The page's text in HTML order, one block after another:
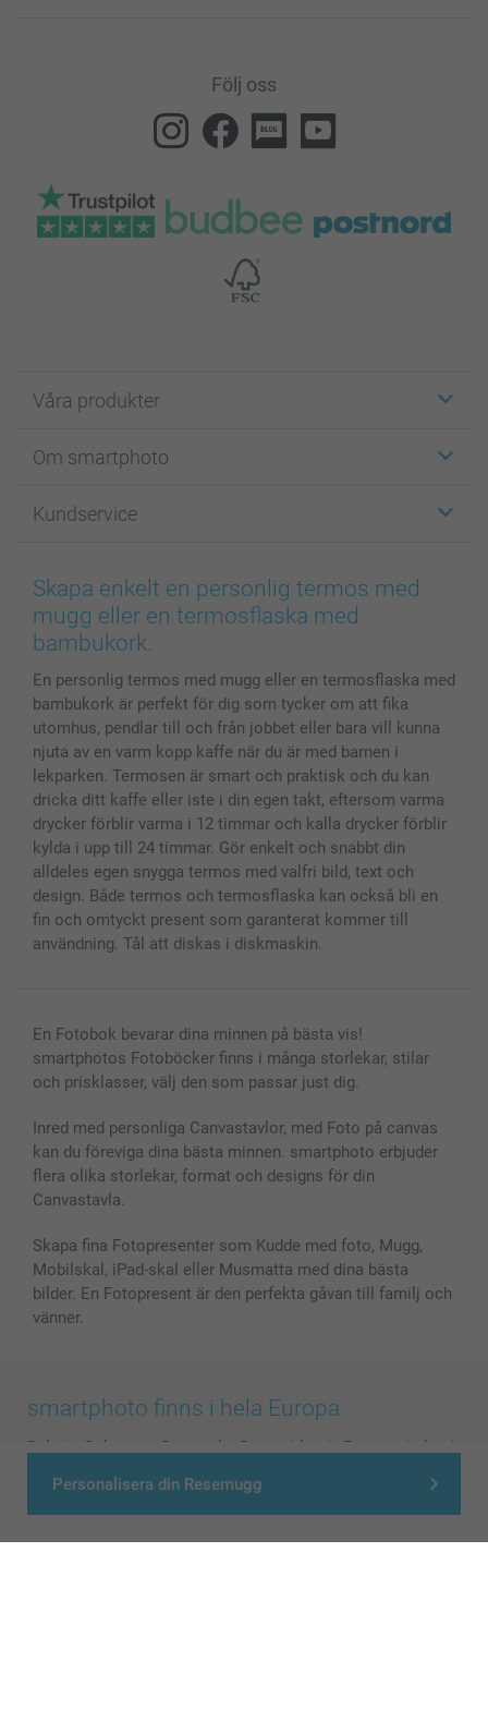
Personalisera din Resemugg
Följ oss
Våra produkter
Fotokort
Fotoböcker
Bilder, Fotoförstoring & Fotohäften
Skal till Mobil & Surfplatta
MyNameBook
Fotoramar & Tillbehör
Presentkort
Alla fotoprodukter
Om smartphoto
För affiliates
Cookie Policy
Sitemap
Villkor och garantier
Kundservice
smartgaranti
smartbonus
Priser & betalning
Skapa enkelt en personlig termos med
mugg eller en termosflaska med
bambukork.
En personlig termos med mugg eller en termosflaska med
bambukork är perfekt för dig som tycker om att fika
utomhus, pendlar till och från jobbet eller bara vill kunna
njuta av en varm kopp kaffe när du är med barnen i
lekparken. Termosen är smart och praktisk och du kan
dricka ditt kaffe eller iste i din egen takt, eftersom varma
drycker förblir varma i 12 timmar och kalla drycker förblir
kylda i upp till 24 timmar. Gör enkelt och snabbt din
alldeles egen snygga termos med valfri bild, text och
design. Både termos och termosflaska kan också bli en
fin och omtyckt present som garanterat kommer till
användning. Tål att diskas i diskmaskin.
En Fotobok bevarar dina minnen på bästa vis!
smartphotos Fotoböcker finns i många storlekar, stilar
och prisklasser, välj den som passar just dig.
Inred med personliga Canvastavlor, med Foto på canvas
kan du föreviga dina bästa minnen. smartphoto erbjuder
flera olika storlekar, format och designs för din
Canvastavla.
Skapa fina Fotopresenter som Kudde med foto, Mugg,
Mobilskal, iPad-skal eller Musmatta med dina bästa
bilder. En Fotopresent är den perfekta gåvan till familj och
vänner.
smartphoto finns i hela Europa
België Belgique Danmark Deutschland France
Ireland
Nederland - Norge Österreich